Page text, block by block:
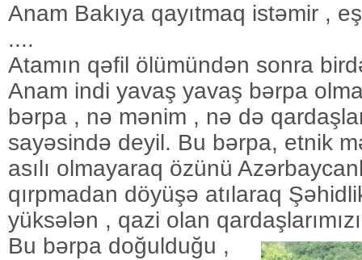
Anam Bakıya qayıtmaq istəmir ,
....
Atamın qəfil ölümündən sonra
Anam indi yavaş yavaş bərpa
bərpa , nə mənim , nə də
sayəsində deyil. Bu bərpa, etnik
asılı olmayaraq özünü
qırpmadan döyüşə atılaraq
yüksələn , qazi olan
Bu bərpa doğulduğu ,